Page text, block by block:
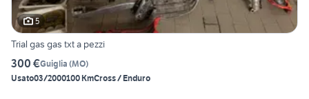
5
Trial gas gas txt a pezzi
300 €Guiglia (MO)
Usato03/2000100 KmCross / Enduro